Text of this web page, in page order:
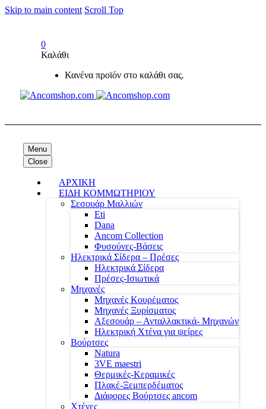
Skip to main content Scroll Top
0
Καλάθι
Κανένα προϊόν στο καλάθι σας.
Menu
Close
ΑΡΧΙΚΗ
ΕΙΔΗ ΚΟΜΜΩΤΗΡΙΟΥ
Σεσουάρ Μαλλιών
Eti
Dana
Ancom Collection
Φυσούνες-Βάσεις
Ηλεκτρικά Σίδερα – Πρέσες
Ηλεκτρικά Σίδερα
Πρέσες-Ισιωτικά
Μηχανές
Μηχανές Κουρέματος
Μηχανές Ξυρίσματος
Αξεσουάρ – Ανταλλακτικά- Μηχανών
Ηλεκτρική Χτένα για ψείρες
Βούρτσες
Natura
3VE maestri
Θερμικές-Κεραμικές
Πλακέ-Ξεμπερδέματος
Διάφορες Βούρτσες ancom
Χτένες